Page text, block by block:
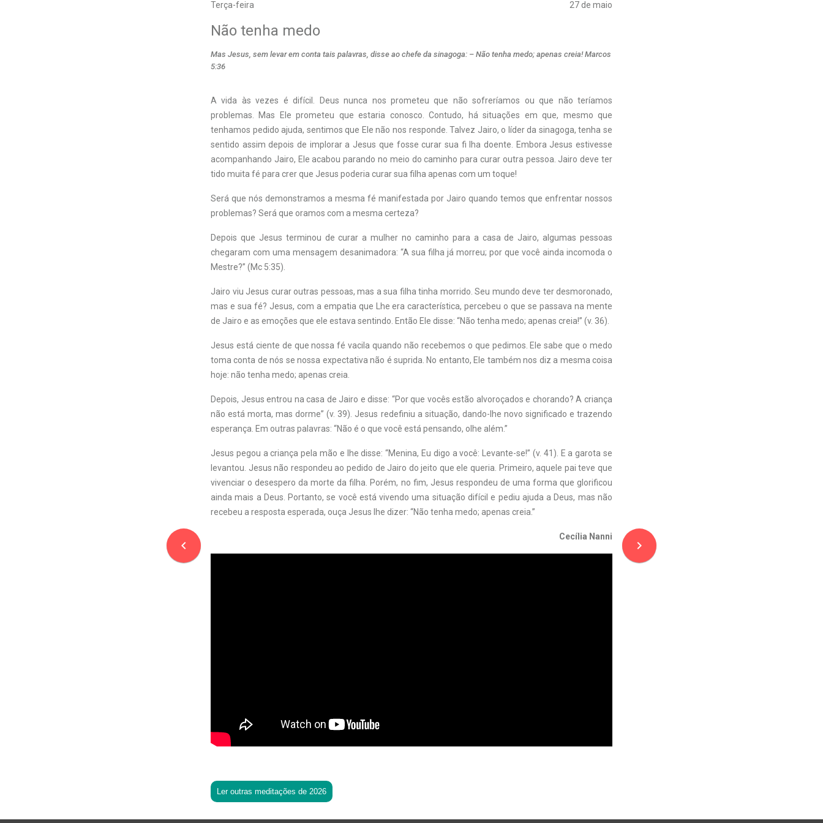
Terça-feira 27 de maio
navigate_before
Não tenha medo
Mas Jesus, sem levar em conta tais palavras, disse ao chefe da sinagoga: – Não tenha medo; apenas creia! Marcos
5:36
A vida às vezes é difícil. Deus nunca nos prometeu que não sofreríamos ou que não teríamos
problemas. Mas Ele prometeu que estaria conosco. Contudo, há situações em que, mesmo que
tenhamos pedido ajuda, sentimos que Ele não nos responde. Talvez Jairo, o líder da sinagoga, tenha se
sentido assim depois de implorar a Jesus que fosse curar sua fi lha doente. Embora Jesus estivesse
acompanhando Jairo, Ele acabou parando no meio do caminho para curar outra pessoa. Jairo deve ter
tido muita fé para crer que Jesus poderia curar sua filha apenas com um toque!
Será que nós demonstramos a mesma fé manifestada por Jairo quando temos que enfrentar nossos
problemas? Será que oramos com a mesma certeza?
Depois que Jesus terminou de curar a mulher no caminho para a casa de Jairo, algumas pessoas
chegaram com uma mensagem desanimadora: “A sua filha já morreu; por que você ainda incomoda o
Mestre?” (Mc 5:35).
Jairo viu Jesus curar outras pessoas, mas a sua filha tinha morrido. Seu mundo deve ter desmoronado,
mas e sua fé? Jesus, com a empatia que Lhe era característica, percebeu o que se passava na mente
de Jairo e as emoções que ele estava sentindo. Então Ele disse: “Não tenha medo; apenas creia!” (v. 36).
Jesus está ciente de que nossa fé vacila quando não recebemos o que pedimos. Ele sabe que o medo
toma conta de nós se nossa expectativa não é suprida. No entanto, Ele também nos diz a mesma coisa
hoje: não tenha medo; apenas creia.
Depois, Jesus entrou na casa de Jairo e disse: “Por que vocês estão alvoroçados e chorando? A criança
não está morta, mas dorme” (v. 39). Jesus redefiniu a situação, dando-lhe novo significado e trazendo
esperança. Em outras palavras: “Não é o que você está pensando, olhe além.”
Jesus pegou a criança pela mão e lhe disse: “Menina, Eu digo a você: Levante-se!” (v. 41). E a garota se
levantou. Jesus não respondeu ao pedido de Jairo do jeito que ele queria. Primeiro, aquele pai teve que
vivenciar o desespero da morte da filha. Porém, no fim, Jesus respondeu de uma forma que glorificou
ainda mais a Deus. Portanto, se você está vivendo uma situação difícil e pediu ajuda a Deus, mas não
recebeu a resposta esperada, ouça Jesus lhe dizer: “Não tenha medo; apenas creia.”
Cecília Nanni
Ler outras meditações de 2026
navigate_next